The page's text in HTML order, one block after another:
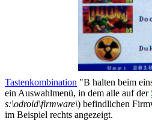
Tastenkombination "B halten beim
ein Auswahlmenü, in dem alle auf der
s:\odroid\firmware\) befindlichen
im Beispiel rechts angezeigt.